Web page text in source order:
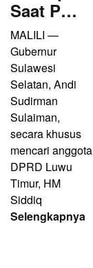
Saat P…
MALILI —
Gubernur
Sulawesi
Selatan, Andi
Sudirman
Sulaiman,
secara khusus
mencari anggota
DPRD Luwu
Timur, HM
Siddiq
Selengkapnya